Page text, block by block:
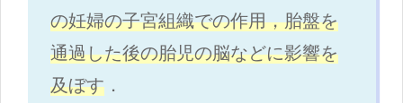
の妊婦の子宮組織での作用，胎盤を
通過した後の胎児の脳などに影響を
及ぼす．